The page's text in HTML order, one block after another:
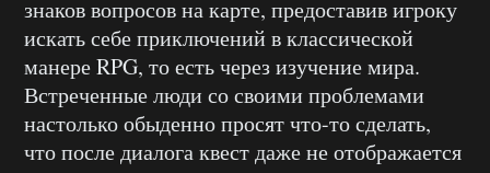
знаков вопросов на карте, предоставив игроку
искать себе приключений в классической
манере RPG, то есть через изучение мира.
Встреченные люди со своими проблемами
настолько обыденно просят что-то сделать,
что после диалога квест даже не отображается